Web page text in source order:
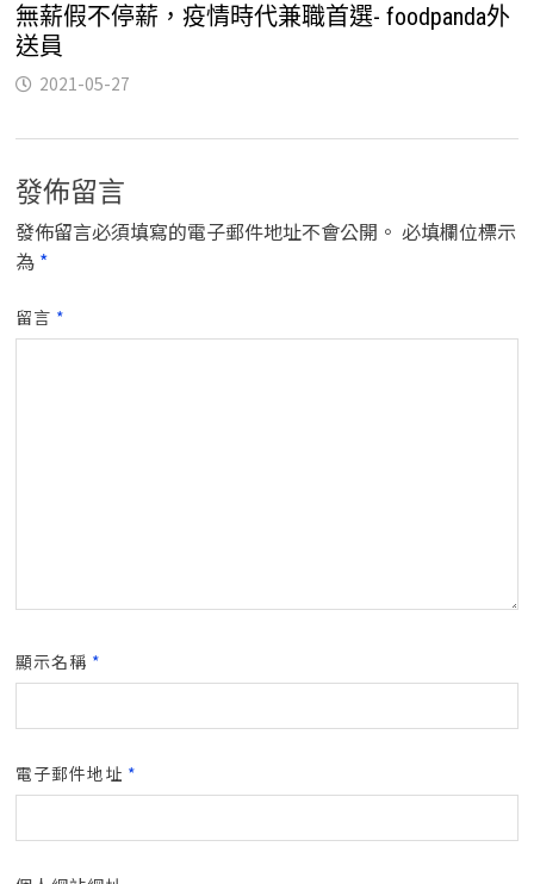
無薪假不停薪，疫情時代兼職首選- foodpanda外
送員
2021-05-27
發佈留言
發佈留言必須填寫的電子郵件地址不會公開。 必填欄位標示
為 *
留言 *
顯示名稱 *
電子郵件地址 *